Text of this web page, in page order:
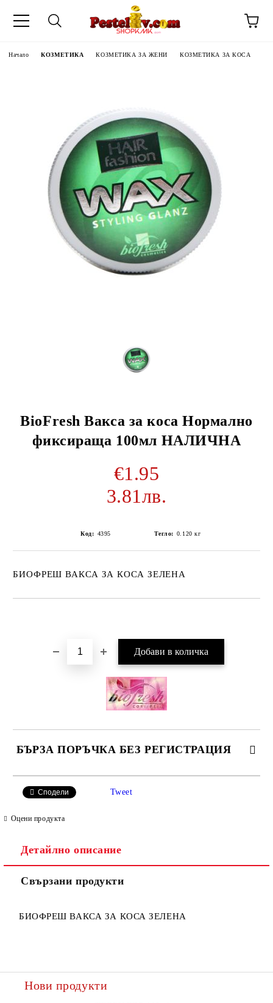
Начало КОЗМЕТИКА КОЗМЕТИКА ЗА ЖЕНИ КОЗМЕТИКА ЗА КОСА
BioFresh Вакса за коса Нормално
фиксираща 100мл НАЛИЧНА
€1.95
3.81лв.
Код: 4395 Тегло: 0.120 кг
БИОФРЕШ ВАКСА ЗА КОСА ЗЕЛЕНА
БЪРЗА ПОРЪЧКА БЕЗ РЕГИСТРАЦИЯ
Ние ще се свържем с вас в рамките на работния ден.
Сподели Tweet
Оцени продукта
Детайлно описание
Свързани продукти
БИОФРЕШ ВАКСА ЗА КОСА ЗЕЛЕНА
Нови продукти